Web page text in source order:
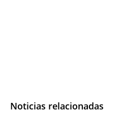
Noticias relacionadas